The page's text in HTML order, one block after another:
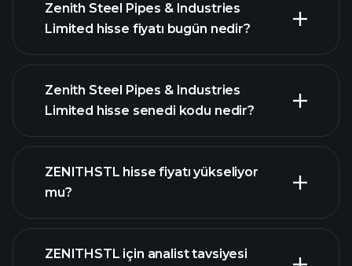
Zenith Steel Pipes & Industries
Limited hisse fiyatı bugün nedir?
gelişmiş grafik
Zenith Steel Pipes & Industries
Limited hisse senedi kodu nedir?
ZENITHSTL hisse fiyatı yükseliyor
mu?
ZENITHSTL için analist tavsiyesi